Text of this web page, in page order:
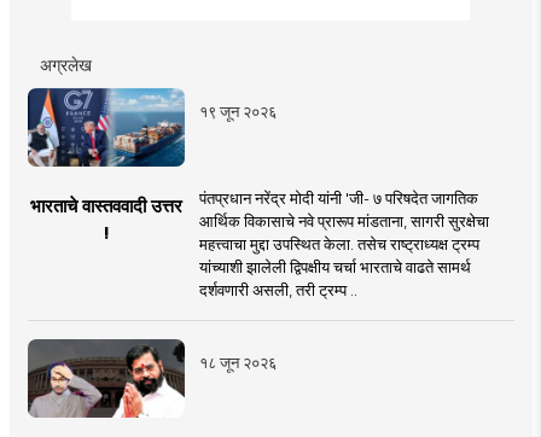
अग्रलेख
१९ जून २०२६
भारताचे वास्तववादी उत्तर
!
पंतप्रधान नरेंद्र मोदी यांनी 'जी- ७ परिषदेत जागतिक
आर्थिक विकासाचे नवे प्रारूप मांडताना, सागरी सुरक्षेचा
महत्त्वाचा मुद्दा उपस्थित केला. तसेच राष्ट्राध्यक्ष ट्रम्प
यांच्याशी झालेली द्विपक्षीय चर्चा भारताचे वाढते सामर्थ
दर्शवणारी असली, तरी ट्रम्प ..
१८ जून २०२६